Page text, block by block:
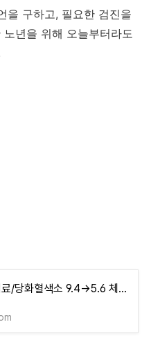
을 구하고, 필요한 검진을
년을 위해 오늘부터라도
간암(9.12cm)치료/당화혈색소 9.4→5.6 체험기 모음집 - money-health